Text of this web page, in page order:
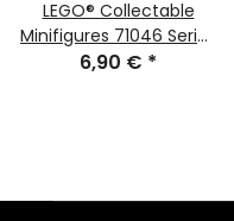
LEGO® Collectable
Minifigures 71046 Series
26 Krankenschwester-
6,90 € *